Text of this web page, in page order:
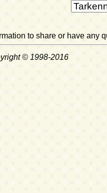
to share or have
© 1998-2016